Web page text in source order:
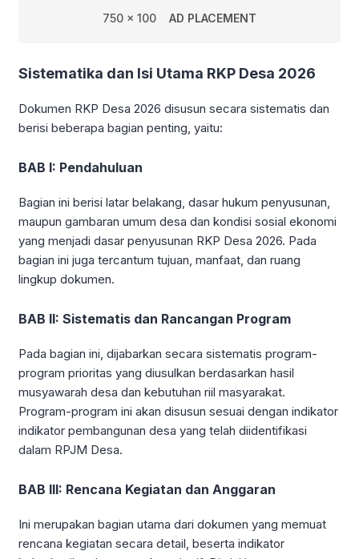
750 x 100 AD PLACEMENT
Sistematika dan Isi Utama RKP Desa 2026
Dokumen RKP Desa 2026 disusun secara sistematis dan
berisi beberapa bagian penting, yaitu:
BAB I: Pendahuluan
Bagian ini berisi latar belakang, dasar hukum penyusunan,
maupun gambaran umum desa dan kondisi sosial ekonomi
yang menjadi dasar penyusunan RKP Desa 2026. Pada
bagian ini juga tercantum tujuan, manfaat, dan ruang
lingkup dokumen.
BAB II: Sistematis dan Rancangan Program
Pada bagian ini, dijabarkan secara sistematis program-
program prioritas yang diusulkan berdasarkan hasil
musyawarah desa dan kebutuhan riil masyarakat.
Program-program ini akan disusun sesuai dengan indikator
indikator pembangunan desa yang telah diidentifikasi
dalam RPJM Desa.
BAB III: Rencana Kegiatan dan Anggaran
Ini merupakan bagian utama dari dokumen yang memuat
rencana kegiatan secara detail, beserta indikator